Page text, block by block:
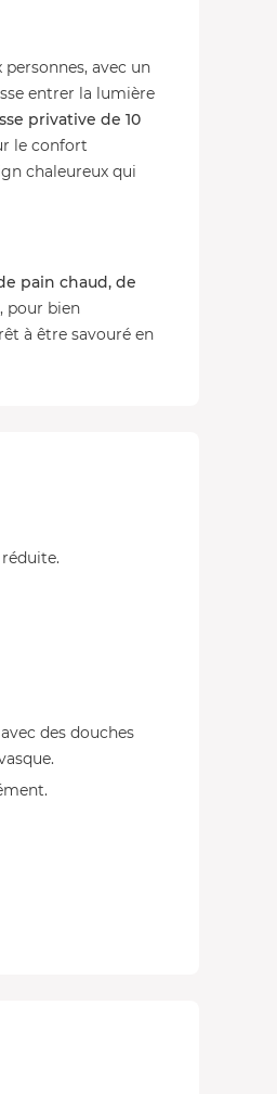
avec un
entrer la lumière
privative de 10
le confort
chaleureux qui
pain chaud, de
, pour bien
à être savouré en
des douches